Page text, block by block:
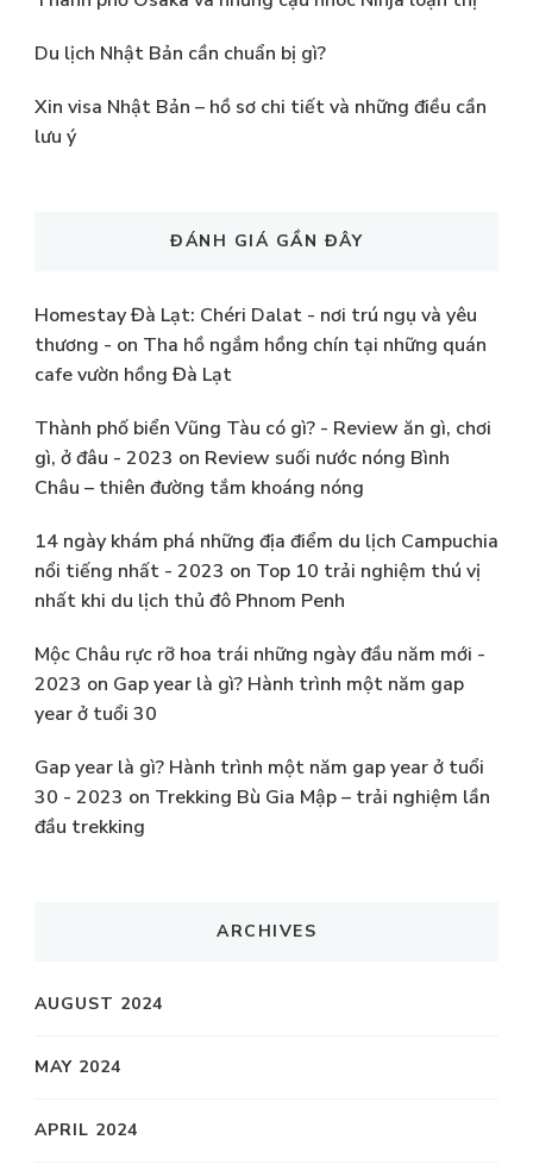
Du lịch Nhật Bản cần chuẩn bị gì?
Xin visa Nhật Bản – hồ sơ chi tiết và những điều cần
lưu ý
ĐÁNH GIÁ GẦN ĐÂY
Homestay Đà Lạt: Chéri Dalat - nơi trú ngụ và yêu
thương - on Tha hồ ngắm hồng chín tại những quán
cafe vườn hồng Đà Lạt
Thành phố biển Vũng Tàu có gì? - Review ăn gì, chơi
gì, ở đâu - 2023 on Review suối nước nóng Bình
Châu – thiên đường tắm khoáng nóng
14 ngày khám phá những địa điểm du lịch Campuchia
nổi tiếng nhất - 2023 on Top 10 trải nghiệm thú vị
nhất khi du lịch thủ đô Phnom Penh
Mộc Châu rực rỡ hoa trái những ngày đầu năm mới -
2023 on Gap year là gì? Hành trình một năm gap
year ở tuổi 30
Gap year là gì? Hành trình một năm gap year ở tuổi
30 - 2023 on Trekking Bù Gia Mập – trải nghiệm lần
đầu trekking
ARCHIVES
AUGUST 2024
MAY 2024
APRIL 2024